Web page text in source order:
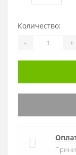
Количество:
- +